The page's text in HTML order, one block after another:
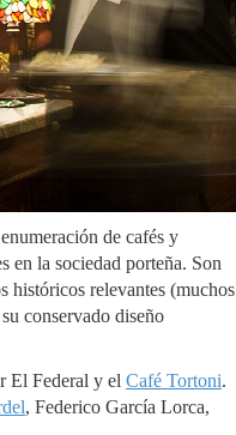
de cafés y
en la sociedad porteña. Son
históricos relevantes (muchos
conservado diseño
El Federal y el Café Tortoni.
, Federico García Lorca,